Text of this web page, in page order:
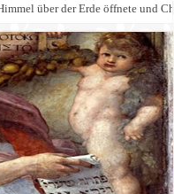
über der Erde öffnete und